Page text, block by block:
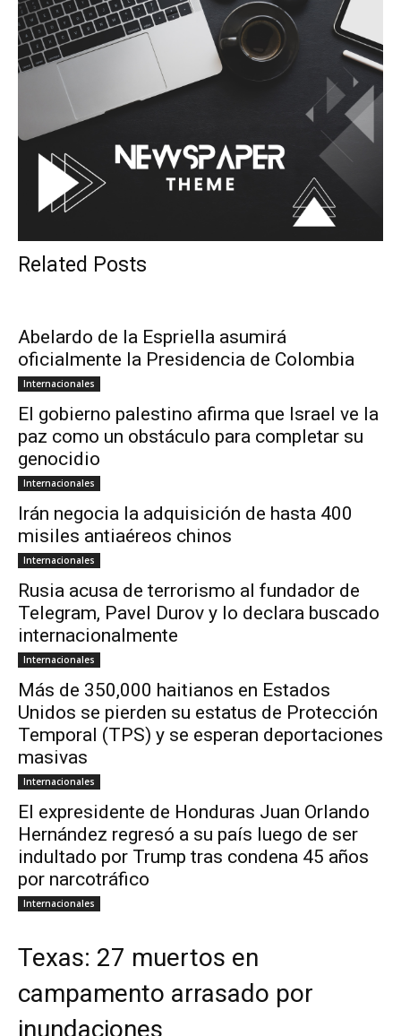
Related Posts
Abelardo de la Espriella asumirá
oficialmente la Presidencia de Colombia
Internacionales
El gobierno palestino afirma que Israel ve la
paz como un obstáculo para completar su
genocidio
Internacionales
Irán negocia la adquisición de hasta 400
misiles antiaéreos chinos
Internacionales
Rusia acusa de terrorismo al fundador de
Telegram, Pavel Durov y lo declara buscado
internacionalmente
Internacionales
Más de 350,000 haitianos en Estados
Unidos se pierden su estatus de Protección
Temporal (TPS) y se esperan deportaciones
masivas
Internacionales
El expresidente de Honduras Juan Orlando
Hernández regresó a su país luego de ser
indultado por Trump tras condena 45 años
por narcotráfico
Internacionales
Texas: 27 muertos en
campamento arrasado por
inundaciones